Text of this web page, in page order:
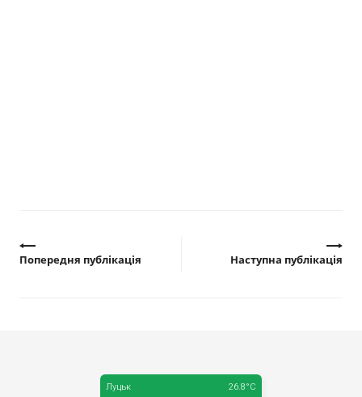
Попередня публікація Наступна публікація